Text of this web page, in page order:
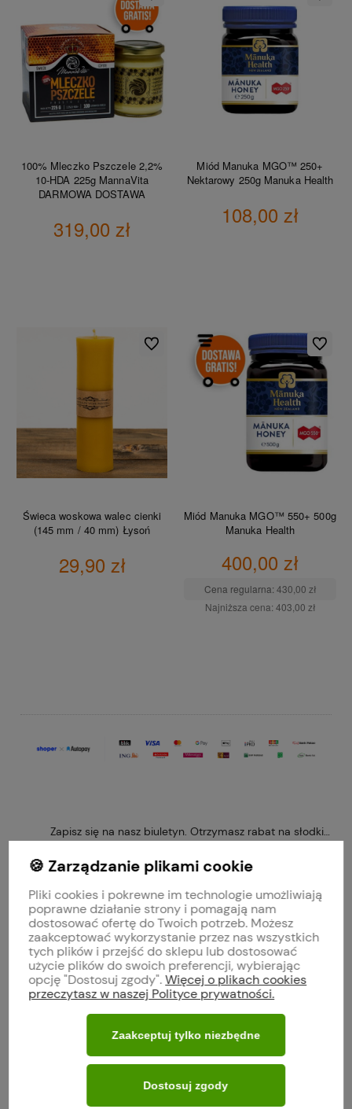
100% Mleczko Pszczele 2,2%
10-HDA 225g MannaVita
DARMOWA DOSTAWA
319,00 zł
Miód Manuka MGO™ 250+
Nektarowy 250g Manuka Health
108,00 zł
Świeca woskowa walec cienki
(145 mm / 40 mm) Łysoń
29,90 zł
Do ulubionych
Miód Manuka MGO™ 550+ 500g
Manuka Health
400,00 zł
Cena regularna: 430,00 zł
Najniższa cena: 403,00 zł
Do
Zapisz się na nasz biuletyn. Otrzymasz rabat na słodkie
polityce prywatności
Obserwuj nas na
MOJE KONTO
🍪 Zarządzanie plikami cookie
Pliki cookies i pokrewne im technologie umożliwiają
poprawne działanie strony i pomagają nam
dostosować ofertę do Twoich potrzeb. Możesz
zaakceptować wykorzystanie przez nas wszystkich
tych plików i przejść do sklepu lub dostosować
użycie plików do swoich preferencji, wybierając
opcję "Dostosuj zgody". Więcej o plikach cookies
przeczytasz w naszej Polityce prywatności.
Zaakceptuj tylko niezbędne
Dostosuj zgody